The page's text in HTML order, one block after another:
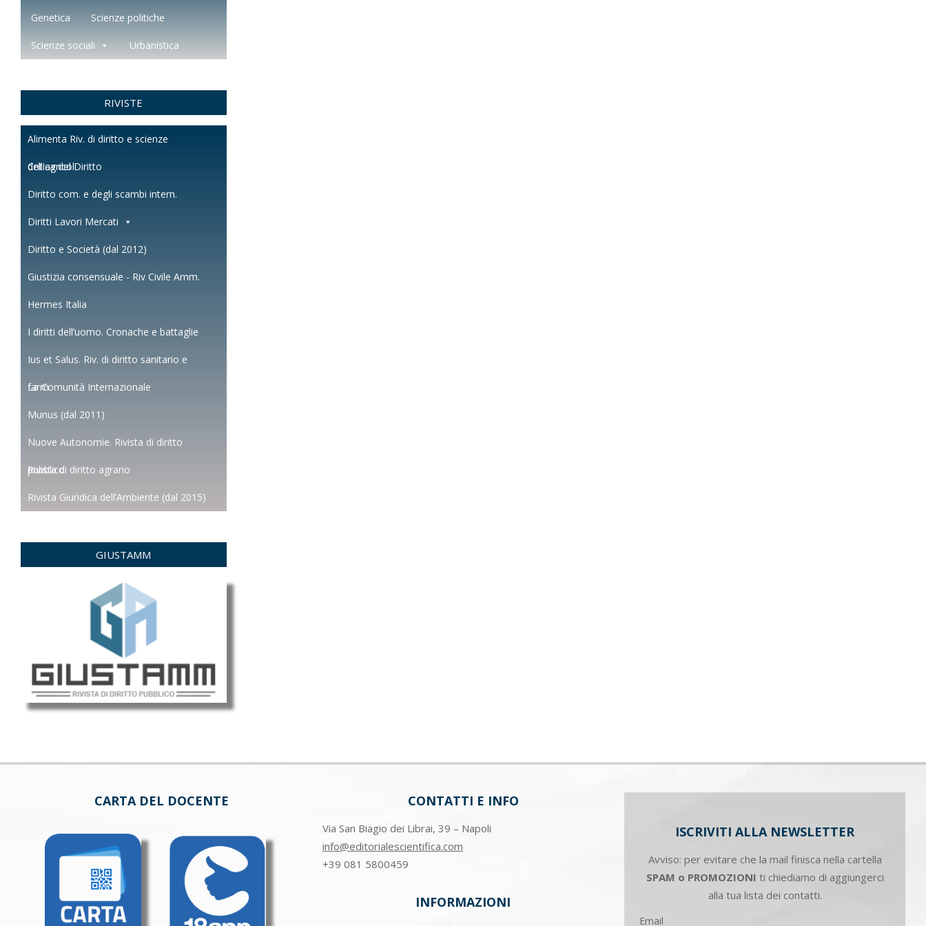
Genetica Scienze politiche
Scienze sociali Urbanistica
RIVISTE
Alimenta Riv. di diritto e scienze
dell'agricol.
Critica del Diritto
Diritto com. e degli scambi intern.
Diritti Lavori Mercati
Diritto e Società (dal 2012)
Giustizia consensuale - Riv Civile Amm.
Hermes Italia
I diritti dell’uomo. Cronache e battaglie
Ius et Salus. Riv. di diritto sanitario e
farm.
La Comunità Internazionale
Munus (dal 2011)
Nuove Autonomie. Rivista di diritto
pubblico
Rivista di diritto agrario
Rivista Giuridica dell’Ambiente (dal 2015)
GIUSTAMM
CARTA DEL DOCENTE CONTATTI E INFO
Via San Biagio dei Librai, 39 – Napoli
info@editorialescientifica.com
+39 081 5800459
INFORMAZIONI
ISCRIVITI ALLA NEWSLETTER
Avviso: per evitare che la mail finisca nella cartella
SPAM o PROMOZIONI ti chiediamo di aggiungerci
alla tua lista dei contatti.
Email